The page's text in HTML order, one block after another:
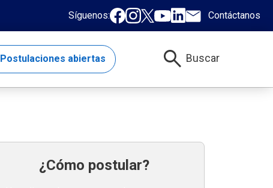
Síguenos: Contáctanos
Postulaciones abiertas search Buscar
¿Cómo postular?